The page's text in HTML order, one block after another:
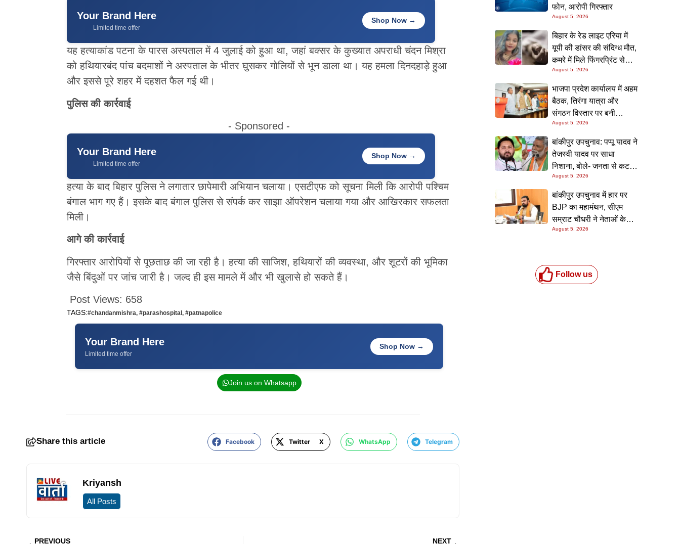
Your Brand Here
Limited time offer
Shop Now →
यह हत्याकांड पटना के पारस अस्पताल में 4 जुलाई को हुआ था, जहां बक्सर के कुख्यात अपराधी चंदन मिश्रा
को हथियारबंद पांच बदमाशों ने अस्पताल के भीतर घुसकर गोलियों से भून डाला था। यह हमला दिनदहाड़े हुआ
और इससे पूरे शहर में दहशत फैल गई थी।
पुलिस की कार्रवाई
- Sponsored -
Your Brand Here
Limited time offer
Shop Now →
हत्या के बाद बिहार पुलिस ने लगातार छापेमारी अभियान चलाया। एसटीएफ को सूचना मिली कि आरोपी पश्चिम
बंगाल भाग गए हैं। इसके बाद बंगाल पुलिस से संपर्क कर साझा ऑपरेशन चलाया गया और आखिरकार सफलता
मिली।
आगे की कार्रवाई
गिरफ्तार आरोपियों से पूछताछ की जा रही है। हत्या की साजिश, हथियारों की व्यवस्था, और शूटरों की भूमिका
जैसे बिंदुओं पर जांच जारी है। जल्द ही इस मामले में और भी खुलासे हो सकते हैं।
Post Views: 658
TAGS:#chandanmishra, #parashospital , #patnapolice
Your Brand Here
Limited time offer
Shop Now →
Join us on Whatsapp
Share this article Facebook Twitter X WhatsApp Telegram
Kriyansh
All Posts
PREVIOUS NEXT
फोन, आरोपी गिरफ्तार
August 5, 2026
बिहार के रेड लाइट एरिया में
यूपी की डांसर की संदिग्ध मौत,
कमरे में मिले फिंगरप्रिंट से
हत्यारे तक पहुंचने की कोशिश
August 5, 2026
भाजपा प्रदेश कार्यालय में अहम
बैठक, तिरंगा यात्रा और
संगठन विस्तार पर बनी
रणनीति
August 5, 2026
बांकीपुर उपचुनाव: पप्पू यादव ने
तेजस्वी यादव पर साधा
निशाना, बोले- जनता से कट
चुके हैं आरजेडी के बड़े नेता
August 5, 2026
बांकीपुर उपचुनाव में हार पर
BJP का महामंथन, सीएम
सम्राट चौधरी ने नेताओं के
साथ की आपात बैठक
August 5, 2026
Follow us